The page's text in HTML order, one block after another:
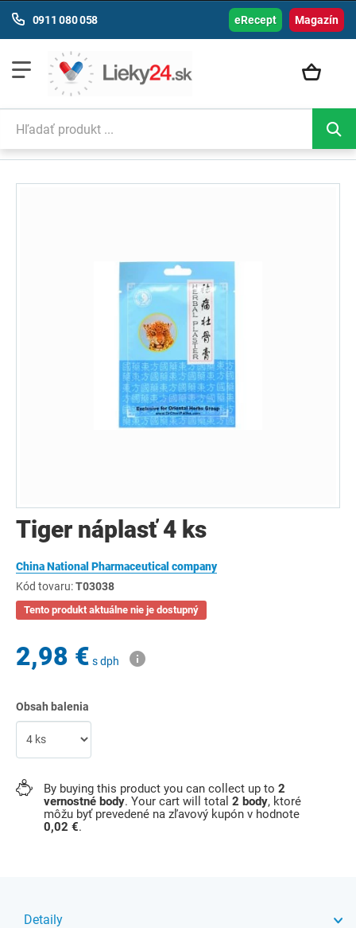
Magazín
0911 080 058 eRecept
Tiger náplasť 4 ks
China National Pharmaceutical company
Kód tovaru:T03038
Tento produkt aktuálne nie je dostupný
2,98 € s dph
Obsah balenia
By buying this product you can collect up to 2
vernostné body. Your cart will total 2 body, ktoré
môžu byť prevedené na zľavový kupón v hodnote
0,02 €.
Detaily